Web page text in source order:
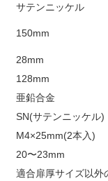
サテンニッケル
150mm
28mm
128mm
亜鉛合金
SN(サテンニッケル)
M4×25mm(2本入)
20〜23mm
適合扉厚サイズ以外